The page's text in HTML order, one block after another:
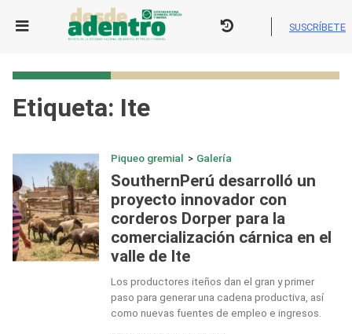
SUSCRÍBETE
Etiqueta: Ite
Piqueo gremial > Galería
SouthernPerú desarrolló un
proyecto innovador con
corderos Dorper para la
comercialización cárnica en el
valle de Ite
Los productores iteños dan el gran y primer
paso para generar una cadena productiva, así
como nuevas fuentes de empleo e ingresos.